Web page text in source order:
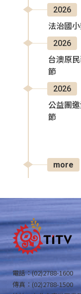
2026
法治國
2026
台澳原
節
2026
公益團
節
more
電話：(02)2788-1600
傳真：(02)2788-1500